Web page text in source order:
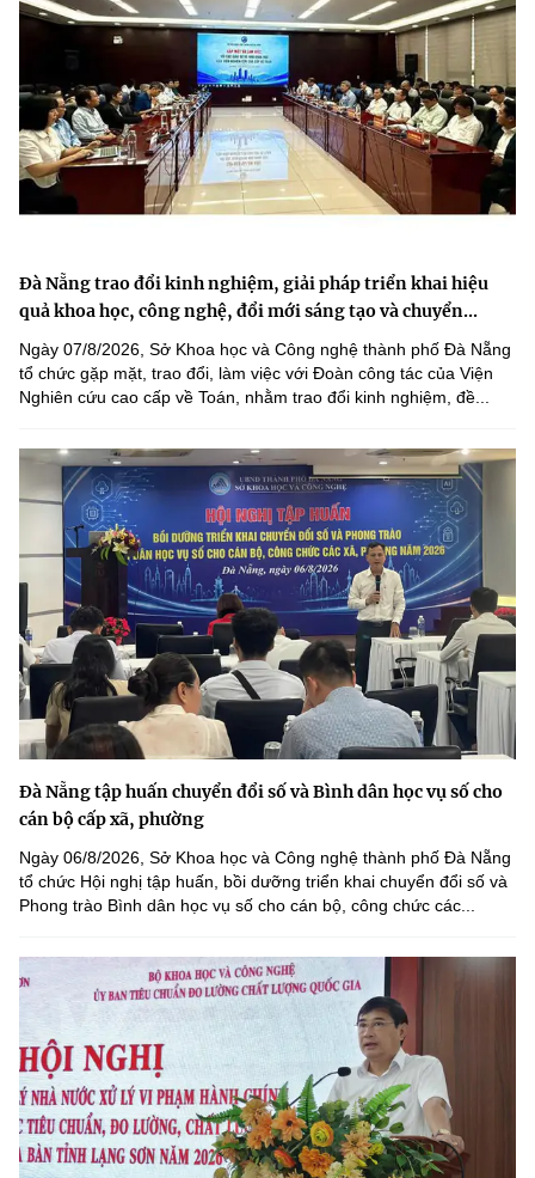
Đà Nẵng trao đổi kinh nghiệm, giải pháp triển khai hiệu
quả khoa học, công nghệ, đổi mới sáng tạo và chuyển...
Ngày 07/8/2026, Sở Khoa học và Công nghệ thành phố Đà Nẵng
tổ chức gặp mặt, trao đổi, làm việc với Đoàn công tác của Viện
Nghiên cứu cao cấp về Toán, nhằm trao đổi kinh nghiệm, đề...
Đà Nẵng tập huấn chuyển đổi số và Bình dân học vụ số cho
cán bộ cấp xã, phường
Ngày 06/8/2026, Sở Khoa học và Công nghệ thành phố Đà Nẵng
tổ chức Hội nghị tập huấn, bồi dưỡng triển khai chuyển đổi số và
Phong trào Bình dân học vụ số cho cán bộ, công chức các...